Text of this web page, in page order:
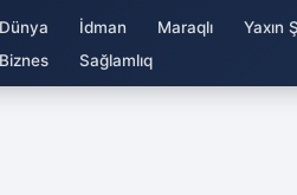
Dünya İdman Maraqlı Yaxın
Biznes
Sağlamlıq